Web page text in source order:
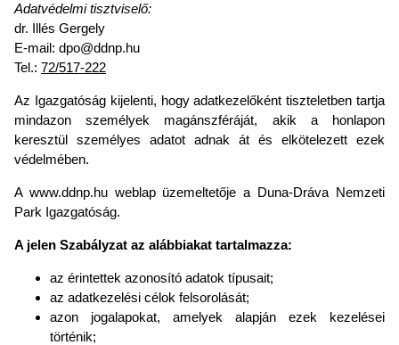
Adatvédelmi tisztviselő:
dr. Illés Gergely
E-mail: dpo@ddnp.hu
Tel.: 72/517-222
Az Igazgatóság kijelenti, hogy adatkezelőként tiszteletben tartja
mindazon személyek magánszféráját, akik a honlapon
keresztül személyes adatot adnak át és elkötelezett ezek
védelmében.
A www.ddnp.hu weblap üzemeltetője a Duna-Dráva Nemzeti
Park Igazgatóság.
A jelen Szabályzat az alábbiakat tartalmazza:
az érintettek azonosító adatok típusait;
az adatkezelési célok felsorolását;
azon jogalapokat, amelyek alapján ezek kezelései
történik;